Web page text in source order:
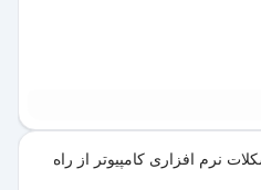
نرم افزاری کامپیوتر از راه